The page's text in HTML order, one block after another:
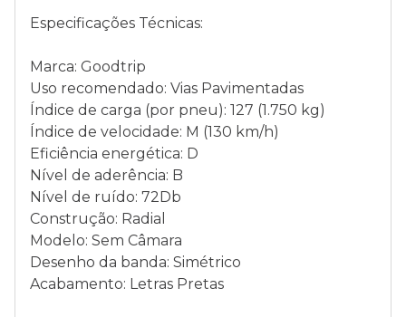
Especificações Técnicas:
Marca: Goodtrip
Uso recomendado: Vias Pavimentadas
Índice de carga (por pneu): 127 (1.750 kg)
Índice de velocidade: M (130 km/h)
Eficiência energética: D
Nível de aderência: B
Nível de ruído: 72Db
Construção: Radial
Modelo: Sem Câmara
Desenho da banda: Simétrico
Acabamento: Letras Pretas